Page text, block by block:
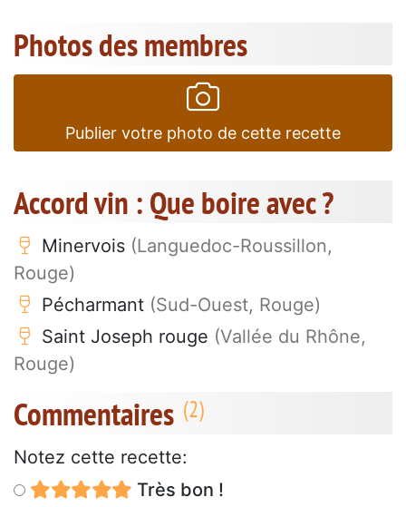
Photos des membres
Publier votre photo de cette recette
Accord vin : Que boire avec ?
Minervois (Languedoc-Roussillon,
Rouge)
Pécharmant (Sud-Ouest, Rouge)
Saint Joseph rouge (Vallée du Rhône,
Rouge)
Commentaires
Notez cette recette:
Très bon !